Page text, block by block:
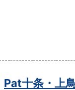
Pat十条・上